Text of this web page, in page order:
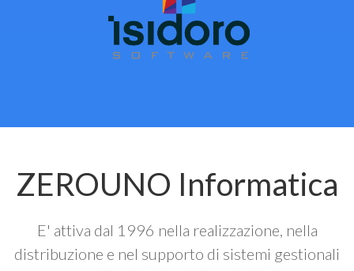
ZEROUNO Informatica
E' attiva dal 1996 nella realizzazione, nella
distribuzione e nel supporto di sistemi gestionali